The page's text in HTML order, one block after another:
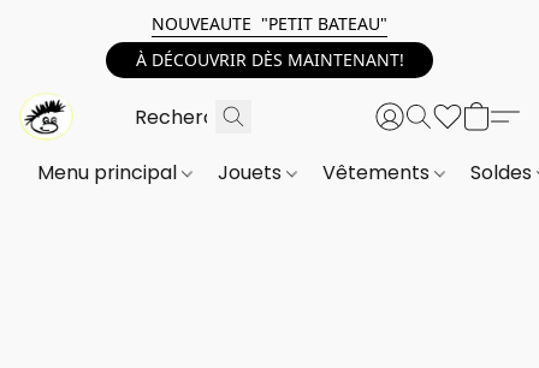
NOUVEAUTE "PETIT BATEAU"
À DÉCOUVRIR DÈS MAINTENANT!
Menu principal Jouets Vêtements Soldes